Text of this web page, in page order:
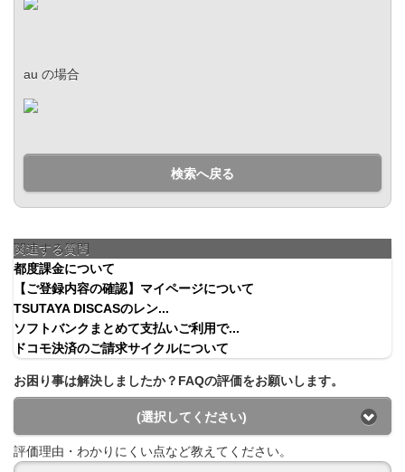
au の場合
検索へ戻る
関連する質問
都度課金について
【ご登録内容の確認】マイページについて
TSUTAYA DISCASのレン...
ソフトバンクまとめて支払いご利用で...
ドコモ決済のご請求サイクルについて
お困り事は解決しましたか？FAQの評価をお願いします。
(選択してください)
評価理由・わかりにくい点など教えてください。